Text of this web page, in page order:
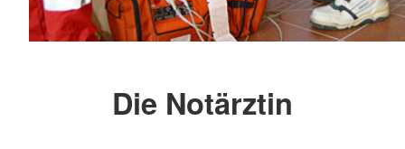
Die Notärztin